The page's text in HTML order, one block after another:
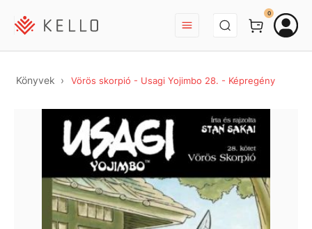
BEJELENTKEZÉS
0
Könyvek Vörös skorpió - Usagi Yojimbo 28. - Képregény